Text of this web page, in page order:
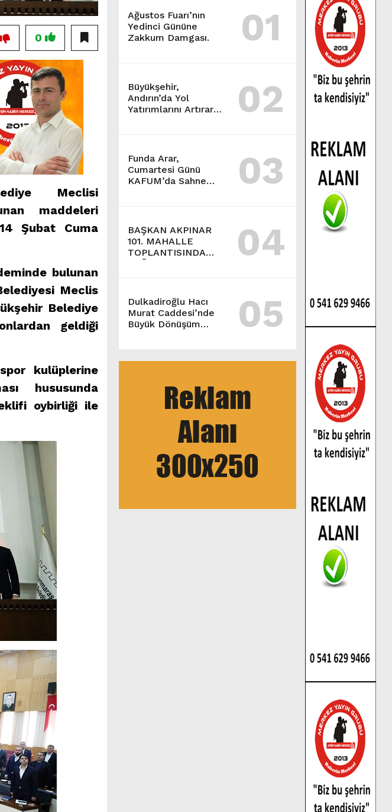
Ağustos Fuarı’nın
Yedinci Gününe
Zakkum Damgası.
01
Büyükşehir,
Andırın’da Yol
Yatırımlarını Artırarak
02
Funda Arar,
Cumartesi Günü
KAFUM’da Sahne
03
BAŞKAN AKPINAR
101. MAHALLE
TOPLANTISINDA
BAĞLARBAŞI
BULUŞTU.
04
Dulkadiroğlu Hacı
Murat Caddesi’nde
Büyük Dönüşüm
05
0
Meclisi
maddeleri
Şubat Cuma
bulunan
Meclis
Belediye
geldiği
kulüplerine
hususunda
oybirliği ile